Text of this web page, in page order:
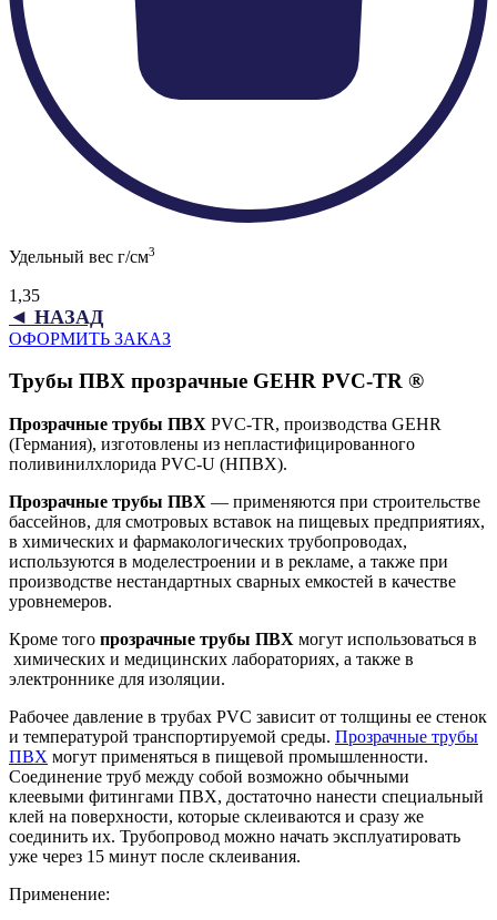
Удельный вес г/см3
1,35
◄ НАЗАД
ОФОРМИТЬ ЗАКАЗ
Трубы ПВХ прозрачные GEHR PVC-TR ®
Прозрачные трубы ПВХ PVC-TR, производства GEHR
(Германия), изготовлены из непластифицированного
поливинилхлорида PVC-U (НПВХ).
Прозрачные трубы ПВХ — применяются при строительстве
бассейнов, для смотровых вставок на пищевых предприятиях,
в химических и фармакологических трубопроводах,
используются в моделестроении и в рекламе, а также при
производстве нестандартных сварных емкостей в качестве
уровнемеров.
Кроме того прозрачные трубы ПВХ могут использоваться в
химических и медицинских лабораториях, а также в
электроннике для изоляции.
Рабочее давление в трубах PVC зависит от толщины ее стенок
и температурой транспортируемой среды. Прозрачные трубы
ПВХ могут применяться в пищевой промышленности.
Соединение труб между собой возможно обычными
клеевыми фитингами ПВХ, достаточно нанести специальный
клей на поверхности, которые склеиваются и сразу же
соединить их. Трубопровод можно начать эксплуатировать
уже через 15 минут после склеивания.
Применение: